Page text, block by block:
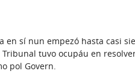
sí nun empezó hasta casi
tuvo ocupáu en
pol Govern.